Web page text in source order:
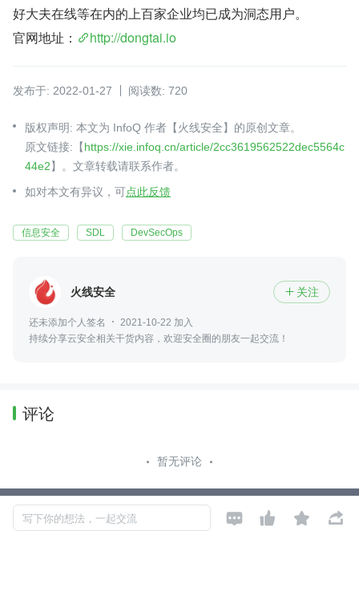
好大夫在线等在内的上百家企业均已成为洞态用户。
官网地址：
http://dongtai.io
发布于: 2022-01-27 阅读数: 720
版权声明: 本文为 InfoQ 作者【火线安全】的原创文章。
原文链接:【https://xie.infoq.cn/article/2cc3619562522dec5564c
44e2】。文章转载请联系作者。
如对本文有异议，可点此反馈
信息安全 SDL DevSecOps
火线安全  关注
还未添加个人签名
2021-10-22 加入
持续分享云安全相关干货内容，欢迎安全圈的朋友一起交流！
评论
暂无评论
写下你的想法，一起交流    
Copyright © 2026, Geekbang Technology Ltd. All rights reserved. 极客邦控
股（北京）有限公司